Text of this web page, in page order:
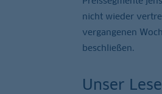
nicht wieder
vergangenen
beschließen.
Unser